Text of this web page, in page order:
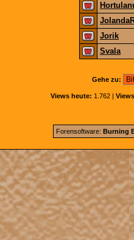
Jorik
Svala
Gehe zu:
Views heute: 1.762 |
Forensoftware: Burning